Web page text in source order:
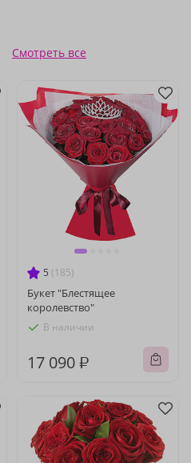
Смотреть все
5 (185)
Букет "Блестящее
королевство"
В наличии
17 090 ₽